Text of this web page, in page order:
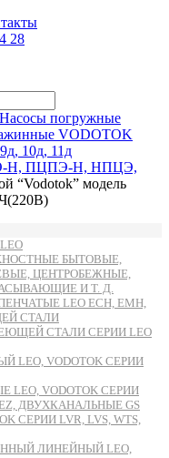
28
Насосы погружные
VODOTOK
10д, 11д
Н, ПЦПЭ-Н, НПЦЭ,
“Vodotok” модель
БЫТОВЫЕ,
ЦЕНТРОБЕЖНЫЕ,
И Т. Д.
LEO ECH, EMH,
СТАЛИ
СТАЛИ СЕРИИ LEO
LEO, VODOTOK СЕРИИ
VODOTOK СЕРИИ
LEZ, ДВУХКАНАЛЬНЫЕ GS
СЕРИИ LVR, LVS, WTS,
ЛИНЕЙНЫЙ LEO,